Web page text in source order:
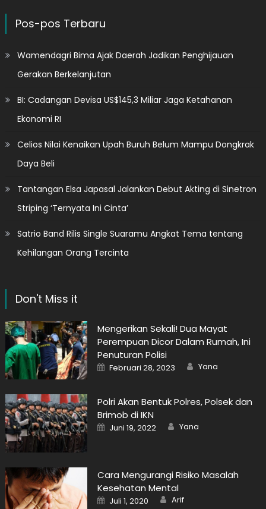
Pos-pos Terbaru
Wamendagri Bima Ajak Daerah Jadikan Penghijauan
Gerakan Berkelanjutan
BI: Cadangan Devisa US$145,3 Miliar Jaga Ketahanan
Ekonomi RI
Celios Nilai Kenaikan Upah Buruh Belum Mampu Dongkrak
Daya Beli
Tantangan Elsa Japasal Jalankan Debut Akting di Sinetron
Striping ‘Ternyata Ini Cinta’
Satrio Band Rilis Single Suaramu Angkat Tema tentang
Kehilangan Orang Tercinta
Don't Miss it
Mengerikan Sekali! Dua Mayat
Perempuan Dicor Dalam Rumah, Ini
Penuturan Polisi
Posted
on
Februari 28, 2023 Author
Yana
Polri Akan Bentuk Polres, Polsek dan
Brimob di IKN
Posted
on
Juni 19, 2022 Author
Yana
Cara Mengurangi Risiko Masalah
Kesehatan Mental
Posted
on
Juli 1, 2020 Author
Arif